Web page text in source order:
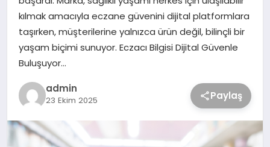
kılmak amacıyla eczane güvenini dijital platformlara
taşırken, müşterilerine yalnızca ürün değil, bilinçli bir
yaşam biçimi sunuyor. Eczacı Bilgisi Dijital Güvenle
Buluşuyor…
admin
23 Ekim 2025 Paylaş